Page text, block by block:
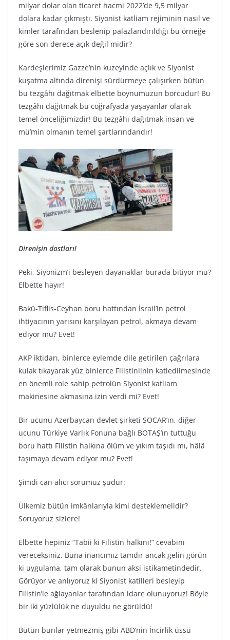
milyar dolar olan ticaret hacmi 2022’de 9,5 milyar
dolara kadar çıkmıştı. Siyonist katliam rejiminin nasıl ve
kimler tarafından beslenip palazlandırıldığı bu örneğe
göre son derece açık değil midir?
Kardeşlerimiz Gazze’nin kuzeyinde açlık ve Siyonist
kuşatma altında direnişi sürdürmeye çalışırken bütün
bu tezgâhı dağıtmak elbette boynumuzun borcudur! Bu
tezgâhı dağıtmak bu coğrafyada yaşayanlar olarak
temel önceliğimizdir! Bu tezgâhı dağıtmak insan ve
mü’min olmanın temel şartlarındandır!
Direnişin dostları!
Peki, Siyonizm’i besleyen dayanaklar burada bitiyor mu?
Elbette hayır!
Bakü-Tiflis-Ceyhan boru hattından İsrail’in petrol
ihtiyacının yarısını karşılayan petrol, akmaya devam
ediyor mu? Evet!
AKP iktidarı, binlerce eylemde dile getirilen çağrılara
kulak tıkayarak yüz binlerce Filistinlinin katledilmesinde
en önemli role sahip petrolün Siyonist katliam
makinesine akmasına izin verdi mi? Evet!
Bir ucunu Azerbaycan devlet şirketi SOCAR’ın, diğer
ucunu Türkiye Varlık Fonuna bağlı BOTAŞ’ın tuttuğu
boru hattı Filistin halkına ölüm ve yıkım taşıdı mı, hâlâ
taşımaya devam ediyor mu? Evet!
Şimdi can alıcı sorumuz şudur:
Ülkemiz bütün imkânlarıyla kimi desteklemelidir?
Soruyoruz sizlere!
Elbette hepiniz “Tabii ki Filistin halkını!” cevabını
vereceksiniz. Buna inancımız tamdır ancak gelin görün
ki uygulama, tam olarak bunun aksi istikametindedir.
Görüyor ve anlıyoruz ki Siyonist katilleri besleyip
Filistin’le ağlayanlar tarafından idare olunuyoruz! Böyle
bir iki yüzlülük ne duyuldu ne görüldü!
Bütün bunlar yetmezmiş gibi ABD’nin İncirlik üssü